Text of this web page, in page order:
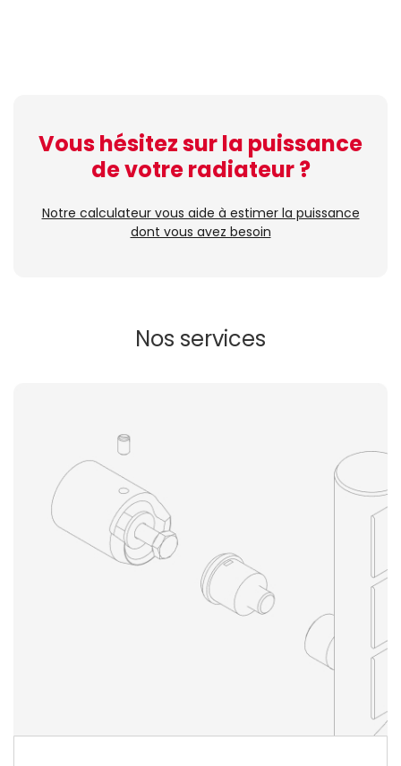
Vous hésitez sur la puissance
de votre radiateur ?
Notre calculateur vous aide à estimer la puissance
dont vous avez besoin
Nos services